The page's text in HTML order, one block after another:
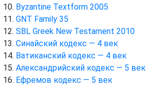
Byzantine Textform 2005
GNT Family 35
SBL Greek New Testament 2010
Синайский кодекс — 4 век
Ватиканский кодекс — 4 век
Александрийский кодекс — 5 век
Ефремов кодекс — 5 век